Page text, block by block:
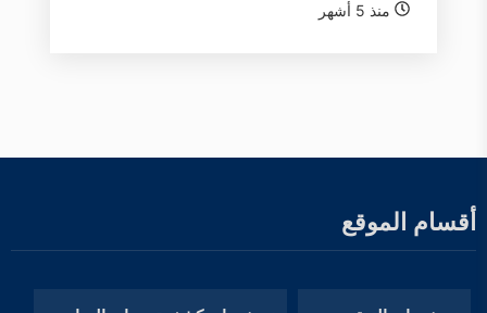
منذ 5 أشهر
أقسام الموقع